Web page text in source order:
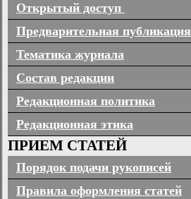
Открытый доступ
Предварительная публикация
Тематика журнала
Состав редакции
Редакционная политика
Редакционная этика
ПРИЕМ СТАТЕЙ
Порядок подачи рукописей
Правила оформления статей